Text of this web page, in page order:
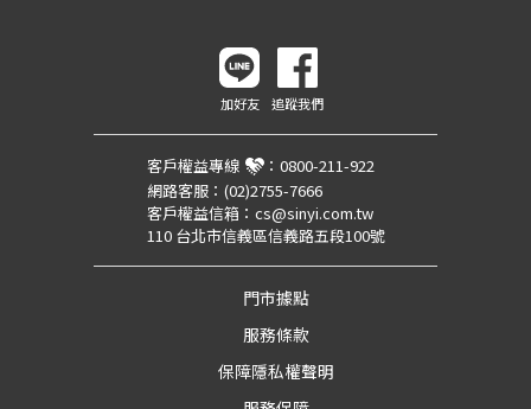
加好友 追蹤我們
客戶權益專線 ： 0800-211-922
網路客服： (02)2755-7666
客戶權益信箱： cs@sinyi.com.tw
110 台北市信義區信義路五段100號
門市據點
服務條款
保障隱私權聲明